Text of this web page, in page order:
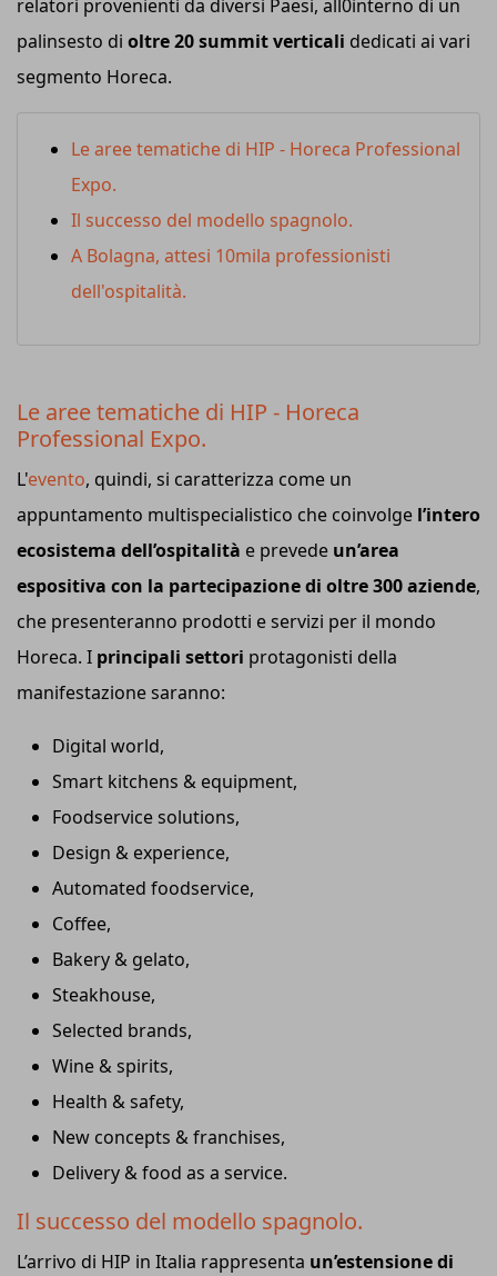
relatori provenienti da diversi Paesi, all0interno di un
palinsesto di oltre 20 summit verticali dedicati ai vari
segmento Horeca.
Le aree tematiche di HIP - Horeca Professional
Expo.
Il successo del modello spagnolo.
A Bolagna, attesi 10mila professionisti
dell'ospitalità.
Le aree tematiche di HIP - Horeca
Professional Expo.
L'evento, quindi, si caratterizza come un
appuntamento multispecialistico che coinvolge l’intero
ecosistema dell’ospitalità e prevede un’area
espositiva con la partecipazione di oltre 300 aziende,
che presenteranno prodotti e servizi per il mondo
Horeca. I principali settori protagonisti della
manifestazione saranno:
Digital world,
Smart kitchens & equipment,
Foodservice solutions,
Design & experience,
Automated foodservice,
Coffee,
Bakery & gelato,
Steakhouse,
Selected brands,
Wine & spirits,
Health & safety,
New concepts & franchises,
Delivery & food as a service.
Il successo del modello spagnolo.
L’arrivo di HIP in Italia rappresenta un’estensione di